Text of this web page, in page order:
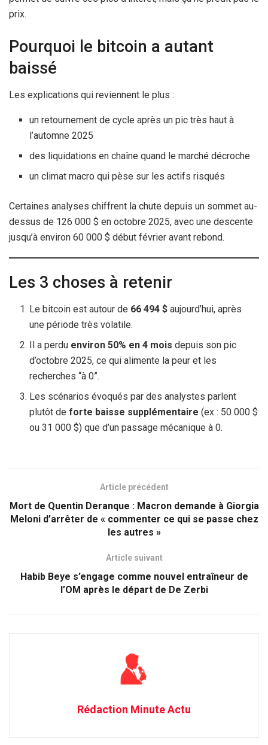
prix.
Pourquoi le bitcoin a autant
baissé
Les explications qui reviennent le plus :
un retournement de cycle après un pic très haut à
l’automne 2025
des liquidations en chaîne quand le marché décroche
un climat macro qui pèse sur les actifs risqués
Certaines analyses chiffrent la chute depuis un sommet au-
dessus de 126 000 $ en octobre 2025, avec une descente
jusqu’à environ 60 000 $ début février avant rebond.
Les 3 choses à retenir
Le bitcoin est autour de 66 494 $ aujourd’hui, après
une période très volatile.
Il a perdu environ 50% en 4 mois depuis son pic
d’octobre 2025, ce qui alimente la peur et les
recherches “à 0”.
Les scénarios évoqués par des analystes parlent
plutôt deforte baisse supplémentaire (ex : 50 000 $
ou 31 000 $) que d’un passage mécanique à 0.
Article précédent
Mort de Quentin Deranque : Macron demande à Giorgia
Meloni d’arrêter de « commenter ce qui se passe chez
les autres »
Article suivant
Habib Beye s’engage comme nouvel entraîneur de
l’OM après le départ de De Zerbi
Rédaction Minute Actu